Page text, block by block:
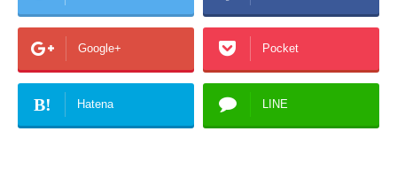
Google+ Pocket
B! Hatena LINE